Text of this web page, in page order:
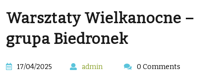
Warsztaty Wielkanocne –
grupa Biedronek
17/04/2025 admin 0 Comments